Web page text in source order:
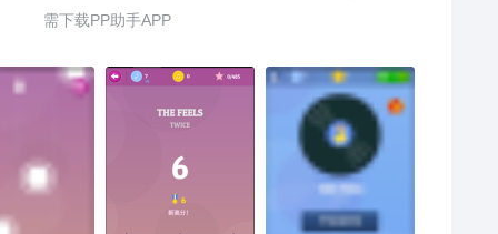
需 下 载 P P 助 手 A P P